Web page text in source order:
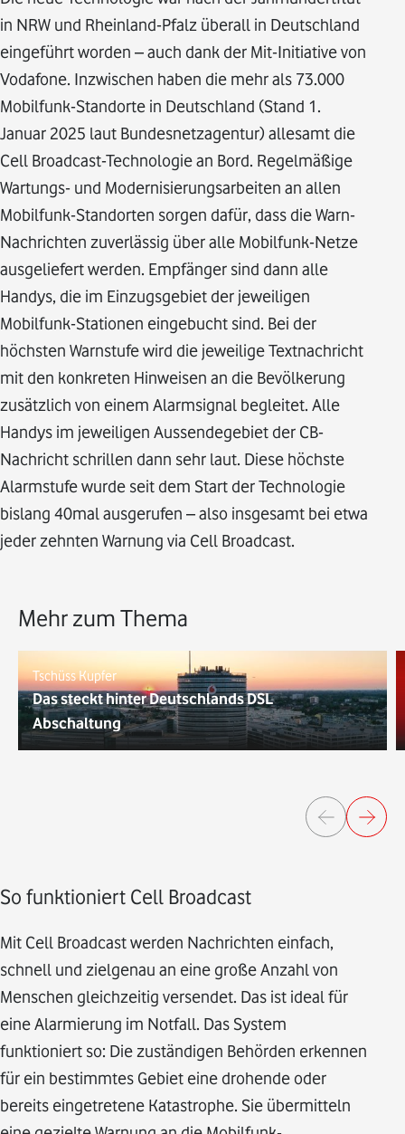
in NRW und Rheinland-Pfalz überall in Deutschland
eingeführt worden – auch dank der Mit-Initiative von
Vodafone. Inzwischen haben die mehr als 73.000
Mobilfunk-Standorte in Deutschland (Stand 1.
Januar 2025 laut Bundesnetzagentur) allesamt die
Cell Broadcast-Technologie an Bord. Regelmäßige
Wartungs- und Modernisierungsarbeiten an allen
Mobilfunk-Standorten sorgen dafür, dass die Warn-
Nachrichten zuverlässig über alle Mobilfunk-Netze
ausgeliefert werden. Empfänger sind dann alle
Handys, die im Einzugsgebiet der jeweiligen
Mobilfunk-Stationen eingebucht sind. Bei der
höchsten Warnstufe wird die jeweilige Textnachricht
mit den konkreten Hinweisen an die Bevölkerung
zusätzlich von einem Alarmsignal begleitet. Alle
Handys im jeweiligen Aussendegebiet der CB-
Nachricht schrillen dann sehr laut. Diese höchste
Alarmstufe wurde seit dem Start der Technologie
bislang 40mal ausgerufen – also insgesamt bei etwa
jeder zehnten Warnung via Cell Broadcast.
Mehr zum Thema
Tschüss Kupfer
Das steckt hinter Deutschlands DSL
Abschaltung
So funktioniert Cell Broadcast
Mit Cell Broadcast werden Nachrichten einfach,
schnell und zielgenau an eine große Anzahl von
Menschen gleichzeitig versendet. Das ist ideal für
eine Alarmierung im Notfall. Das System
funktioniert so: Die zuständigen Behörden erkennen
für ein bestimmtes Gebiet eine drohende oder
bereits eingetretene Katastrophe. Sie übermitteln